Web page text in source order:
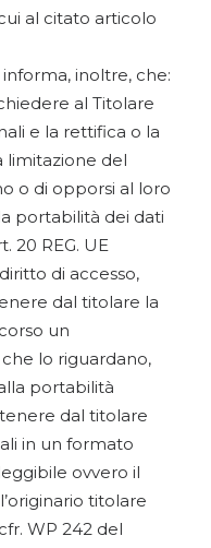
al citato articolo
inoltre, che:
al Titolare
e la rettifica o la
limitazione del
o di opporsi al loro
portabilità dei dati
20 REG. UE
di accesso,
dal titolare la
un
lo riguardano,
portabilità
dal titolare
in un formato
ovvero il
titolare
WP 242 del